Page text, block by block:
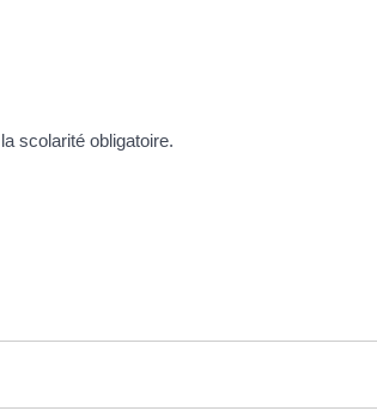
scolarité obligatoire.